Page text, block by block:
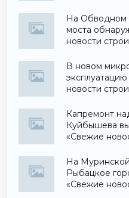
На Обводном
моста
новости
В новом
новости
Капремонт
Куйбышева
«Свежие
На
Рыбацкое
«Свежие